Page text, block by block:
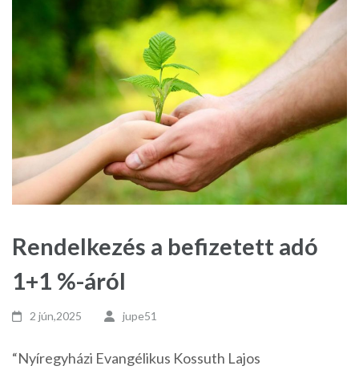
Rendelkezés a befizetett adó
1+1 %-áról
2 jún,2025 jupe51
“Nyíregyházi Evangélikus Kossuth Lajos